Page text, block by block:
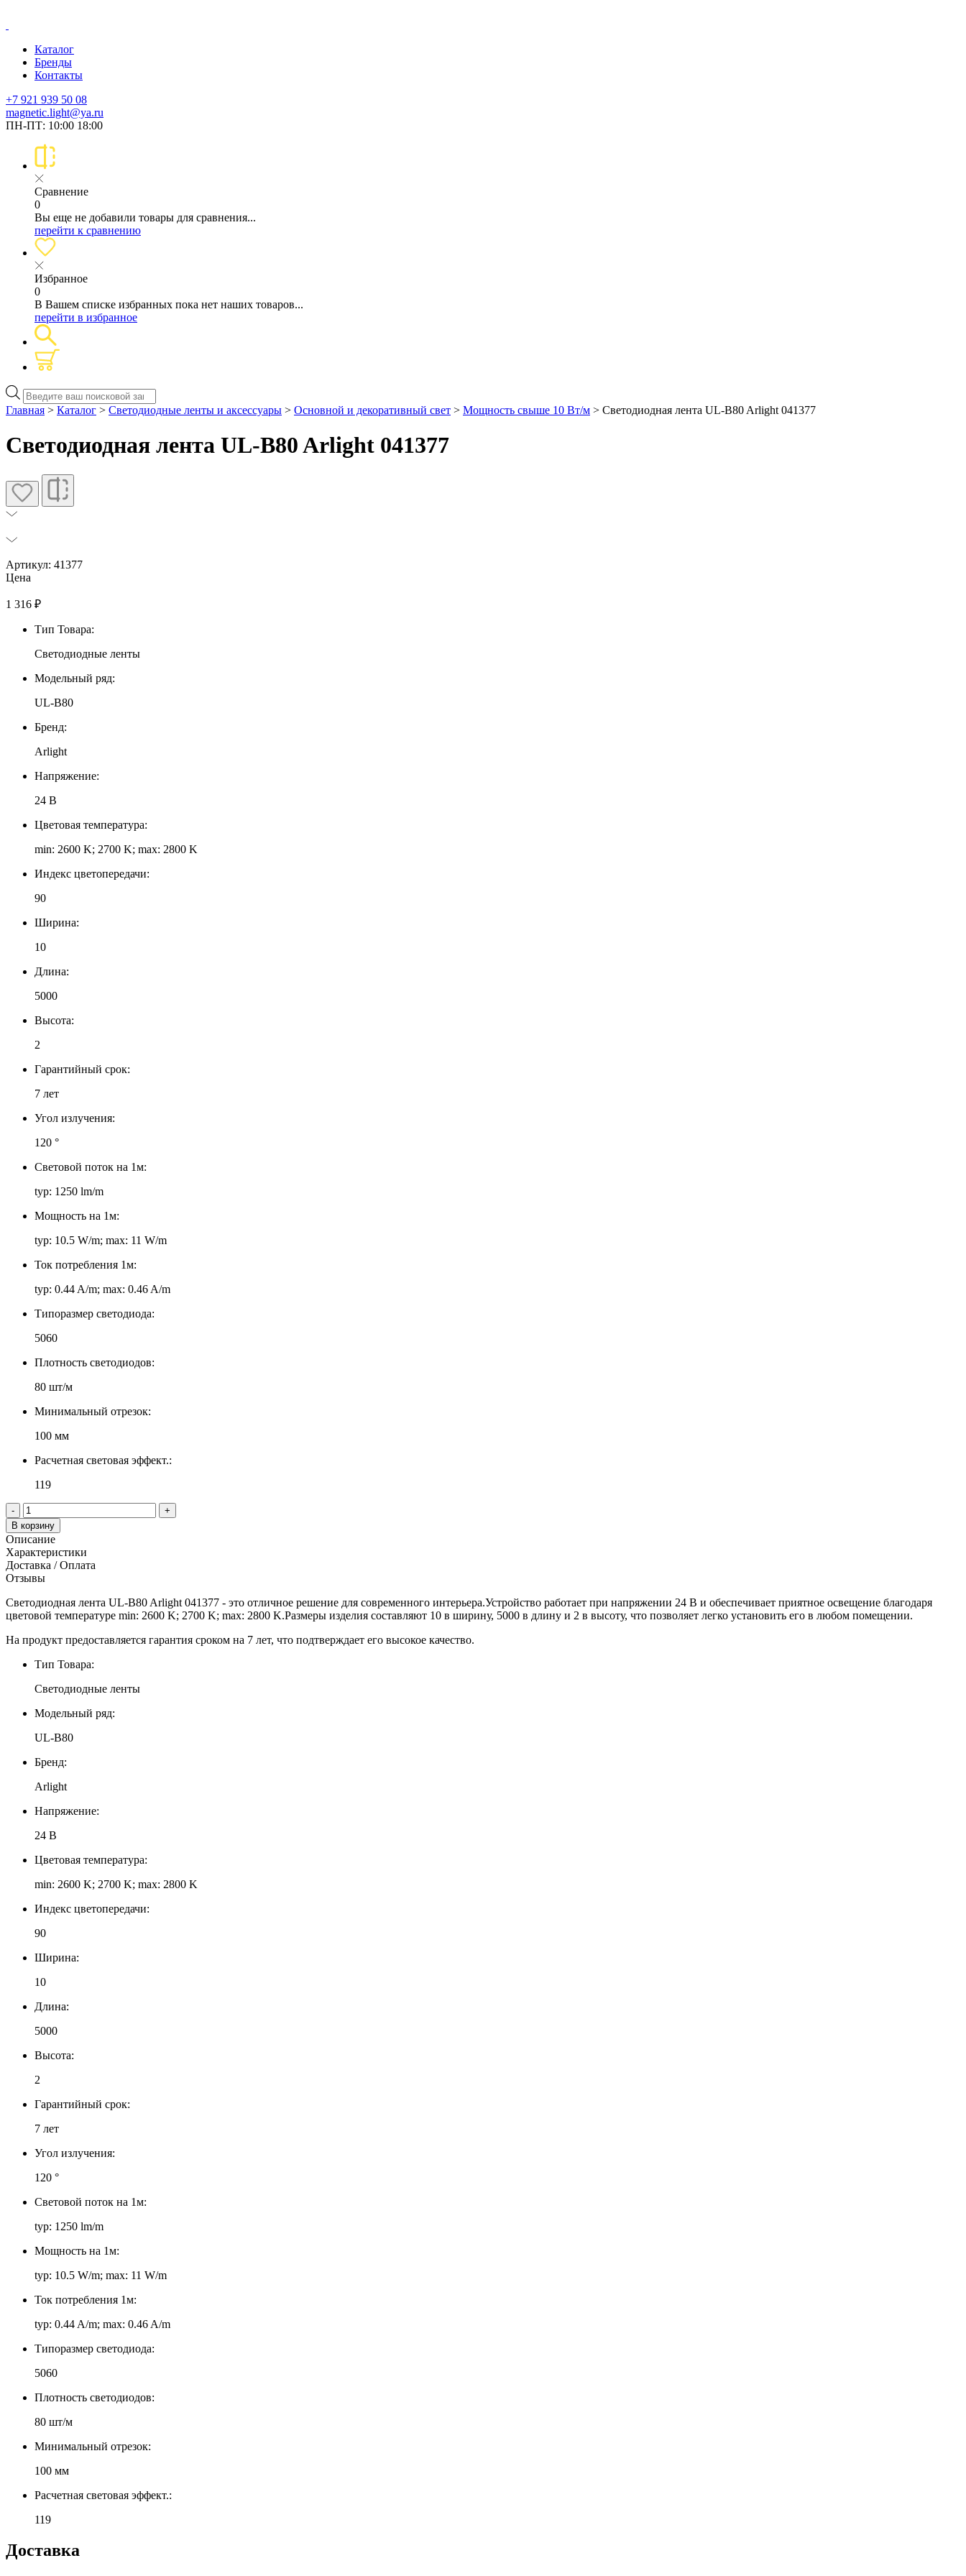
Каталог
Бренды
Контакты
+7 921 939 50 08
magnetic.light@ya.ru
ПН-ПТ: 10:00 18:00
Сравнение
0
Вы еще не добавили товары для сравнения...
перейти к сравнению
Избранное
0
В Вашем списке избранных пока нет наших товаров...
перейти в избранное
Поиск
товаров
Главная > Каталог > Светодиодные ленты и аксессуары > Основной и декоративный свет > Мощность свыше 10 Вт/м > Светодиодная лента UL-B80 Arlight 041377
Светодиодная лента UL-B80 Arlight 041377
Артикул: 41377
Цена
1 316 ₽
Тип Товара:
Светодиодные ленты
Модельный ряд:
UL-B80
Бренд:
Arlight
Напряжение:
24 В
Цветовая температура:
min: 2600 K; 2700 K; max: 2800 K
Индекс цветопередачи:
90
Ширина:
10
Длина:
5000
Высота:
2
Гарантийный срок:
7 лет
Угол излучения:
120 °
Световой поток на 1м:
typ: 1250 lm/m
Мощность на 1м:
typ: 10.5 W/m; max: 11 W/m
Ток потребления 1м:
typ: 0.44 A/m; max: 0.46 A/m
Типоразмер светодиода:
5060
Плотность светодиодов:
80 шт/м
Минимальный отрезок:
100 мм
Расчетная световая эффект.:
119
-
+
В корзину
Описание
Характеристики
Доставка / Оплата
Отзывы
Светодиодная лента UL-B80 Arlight 041377 - это отличное решение для современного интерьера.Устройство работает при напряжении 24 В и обеспечивает приятное освещение благодаря
цветовой температуре min: 2600 K; 2700 K; max: 2800 K.Размеры изделия составляют 10 в ширину, 5000 в длину и 2 в высоту, что позволяет легко установить его в любом помещении.
На продукт предоставляется гарантия сроком на 7 лет, что подтверждает его высокое качество.
Тип Товара:
Светодиодные ленты
Модельный ряд:
UL-B80
Бренд:
Arlight
Напряжение:
24 В
Цветовая температура:
min: 2600 K; 2700 K; max: 2800 K
Индекс цветопередачи:
90
Ширина:
10
Длина:
5000
Высота:
2
Гарантийный срок:
7 лет
Угол излучения:
120 °
Световой поток на 1м:
typ: 1250 lm/m
Мощность на 1м:
typ: 10.5 W/m; max: 11 W/m
Ток потребления 1м:
typ: 0.44 A/m; max: 0.46 A/m
Типоразмер светодиода:
5060
Плотность светодиодов:
80 шт/м
Минимальный отрезок:
100 мм
Расчетная световая эффект.:
119
Доставка